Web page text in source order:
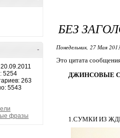
-
5254
263
5543
фразы
БЕЗ
Понедельник, 27 Мая
Это цитата
ДЖИНСОВЫЕ
1.СУМКИ ИЗ